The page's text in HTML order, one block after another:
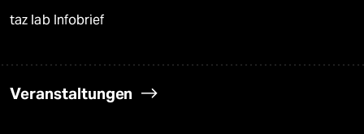
taz lab Infobrief
Veranstaltungen